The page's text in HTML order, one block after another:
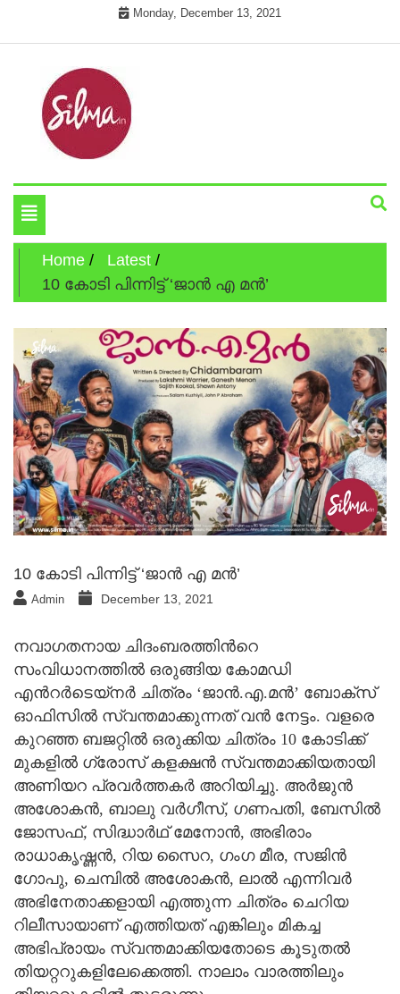
Monday, December 13, 2021
Silma.in
Toggle
navigation
Home
Latest
10 കോടി പിന്നിട്ട് ‘ജാന്‍ എ മന്‍’
10 കോടി പിന്നിട്ട് ‘ജാന്‍ എ മന്‍’
Admin December 13, 2021
നവാഗതനായ ചിദംബരത്തിന്‍റെ
സംവിധാനത്തില്‍ ഒരുങ്ങിയ കോമഡി
എന്‍റര്‍ടെയ്നര്‍ ചിത്രം ‘ജാന്‍.എ.മന്‍’ ബോക്സ്
ഓഫിസില്‍ സ്വന്തമാക്കുന്നത് വന്‍ നേട്ടം. വളരെ
കുറഞ്ഞ ബജറ്റില്‍ ഒരുക്കിയ ചിത്രം 10 കോടിക്ക്
മുകളില്‍ ഗ്രോസ് കളക്ഷന്‍ സ്വന്തമാക്കിയതായി
അണിയറ പ്രവര്‍ത്തകര്‍ അറിയിച്ചു. അര്‍ജുന്‍
അശോകന്‍, ബാലു വര്‍ഗീസ്, ഗണപതി, ബേസില്‍
ജോസഫ്, സിദ്ധാര്‍ഥ് മേനോന്‍, അഭിരാം
രാധാകൃഷ്ണന്‍, റിയ സൈറ, ഗംഗ മീര, സജിന്‍
ഗോപു, ചെമ്പില്‍ അശോകന്‍, ലാല്‍ എന്നിവര്‍
അഭിനേതാക്കളായി എത്തുന്ന ചിത്രം ചെറിയ
റിലീസായാണ് എത്തിയത് എങ്കിലും മികച്ച
അഭിപ്രായം സ്വന്തമാക്കിയതോടെ കൂടുതല്‍
തിയറ്ററുകളിലേക്കെത്തി. നാലാം വാരത്തിലും